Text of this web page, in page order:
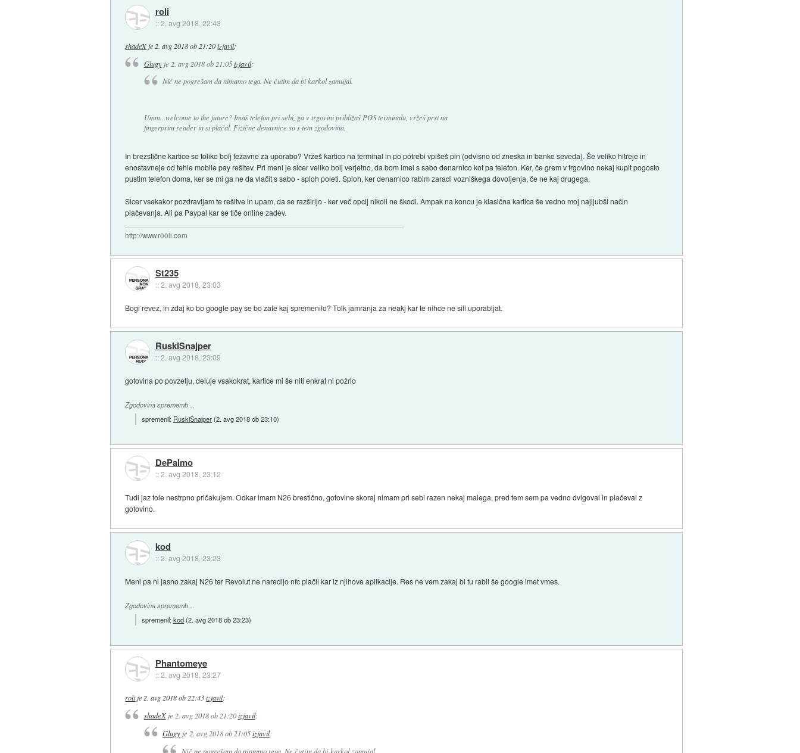
roli
::2. avg 2018, 22:43
shadeX je 2. avg 2018 ob 21:20 izjavil:
Glugyje 2. avg 2018 ob 21:05 izjavil:
Nič ne pogrešam da nimamo tega. Ne čutim da bi karkol zamujal.
Umm.. welcome to the future? Imaš telefon pri sebi, ga v trgovini približaš POS terminalu, vržeš prst na
fingerprint reader in si plačal. Fizične denarnice so s tem zgodovina.
In brezstične kartice so toliko bolj težavne za uporabo? Vržeš kartico na terminal in po potrebi vpišeš pin (odvisno od zneska in banke seveda). Še veliko hitreje in
enostavneje od tehle mobile pay rešitev. Pri meni je sicer veliko bolj verjetno, da bom imel s sabo denarnico kot pa telefon. Ker, če grem v trgovino nekaj kupit pogosto
pustim telefon doma, ker se mi ga ne da vlačit s sabo - sploh poleti. Sploh, ker denarnico rabim zaradi vozniškega dovoljenja, če ne kaj drugega.
Sicer vsekakor pozdravljam te rešitve in upam, da se razširijo - ker več opcij nikoli ne škodi. Ampak na koncu je klasična kartica še vedno moj najljubši način
plačevanja. Ali pa Paypal kar se tiče online zadev.
http://www.r00li.com
St235
::2. avg 2018, 23:03
Bogi revez, in zdaj ko bo google pay se bo zate kaj spremenilo? Tolk jamranja za neakj kar te nihce ne sili uporabljat.
RuskiSnajper
::2. avg 2018, 23:09
gotovina po povzetju, deluje vsakokrat, kartice mi še niti enkrat ni požrlo
Zgodovina sprememb…
spremenil: RuskiSnajper(2. avg 2018 ob 23:10)
DePalmo
::2. avg 2018, 23:12
Tudi jaz tole nestrpno pričakujem. Odkar imam N26 brestično, gotovine skoraj nimam pri sebi razen nekaj malega, pred tem sem pa vedno dvigoval in plačeval z
gotovino.
kod
::2. avg 2018, 23:23
Meni pa ni jasno zakaj N26 ter Revolut ne naredijo nfc plačil kar iz njihove aplikacije. Res ne vem zakaj bi tu rabil še google imet vmes.
Zgodovina sprememb…
spremenil:kod(2. avg 2018 ob 23:23)
Phantomeye
::2. avg 2018, 23:27
rolije 2. avg 2018 ob 22:43 izjavil:
shadeXje 2. avg 2018 ob 21:20 izjavil:
Glugyje 2. avg 2018 ob 21:05izjavil: